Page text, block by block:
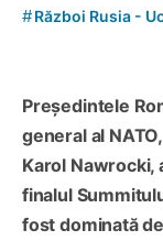
#Război Rusia -
Președintele
general al
Karol Nawrocki,
finalul
fost dominată